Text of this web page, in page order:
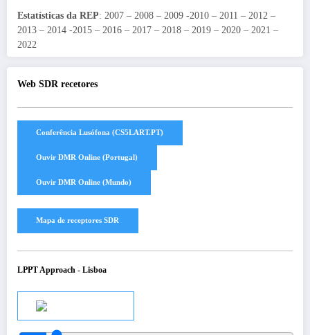
Estatísticas da REP: 2007 – 2008 – 2009 -2010 – 2011 – 2012 –
2013 – 2014 -2015 – 2016 – 2017 – 2018 – 2019 – 2020 – 2021 –
2022
Web SDR recetores
LPPT Approach - Lisboa